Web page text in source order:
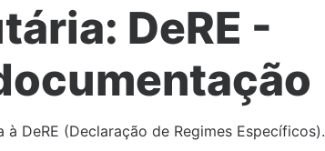
DeRE -
DeRE (Declaração de Regimes Específicos).